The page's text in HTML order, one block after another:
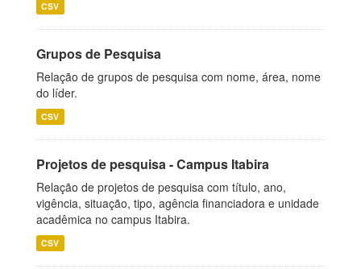
CSV
Grupos de Pesquisa
Relação de grupos de pesquisa com nome, área, nome
do líder.
CSV
Projetos de pesquisa - Campus Itabira
Relação de projetos de pesquisa com título, ano,
vigência, situação, tipo, agência financiadora e unidade
acadêmica no campus Itabira.
CSV